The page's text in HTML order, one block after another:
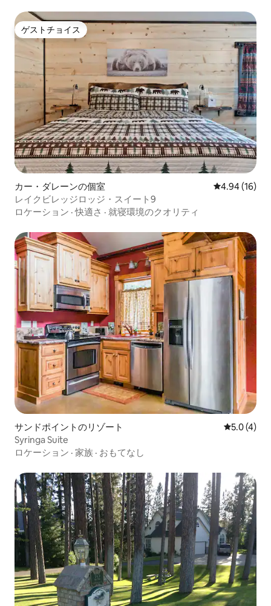
ゲストチョイス
ゲストチョイス
カー・ダレーンの個室 レビュー16
4.94 (16)
レイクビレッジロッジ・スイート9
ロケーション ·快適さ · 就寝環境のクオリティ
サンドポイントのリゾート レビュー4
5.0 (4)
Syringa Suite
ロケーション · 家族 · おもてなし